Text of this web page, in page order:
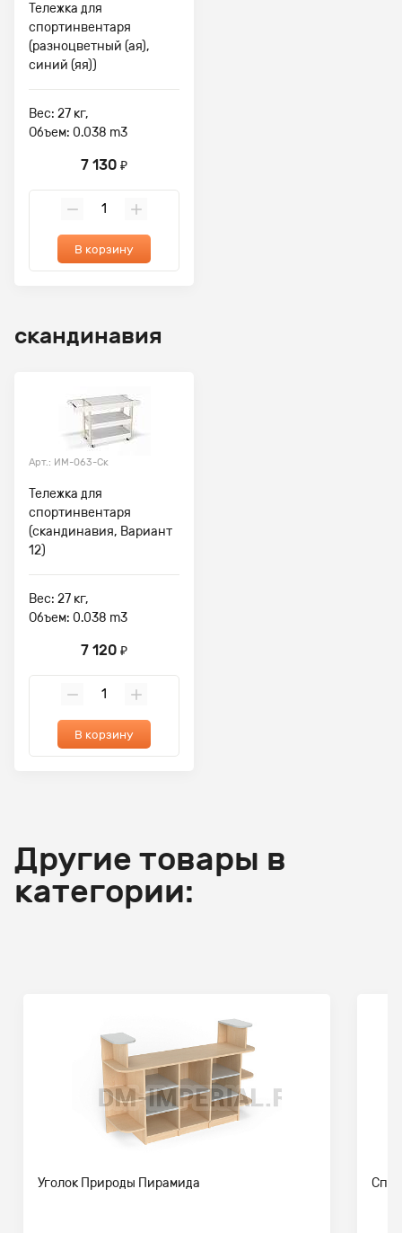
Тележка для
спортинвентаря
(разноцветный (ая),
синий (яя))
Вес: 27 кг,
Объем: 0.038 m3
7 130 ₽
В корзину
скандинавия
Арт.: ИМ-063-Ск
Тележка для
спортинвентаря
(скандинавия, Вариант
12)
Вес: 27 кг,
Объем: 0.038 m3
7 120 ₽
В корзину
Другие товары в
категории:
Уголок Природы Пирамида